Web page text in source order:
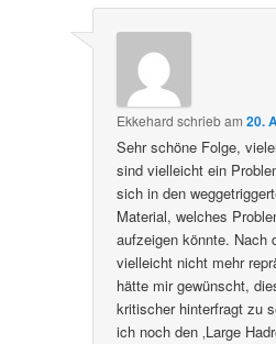
Ekkehard schriebam20.
Sehr schöne Folge,
sind vielleicht ein
sich in den
Material, welches
aufzeigen könnte. Nach
vielleicht nicht mehr
hätte mir gewünscht,
kritischer hinterfragt zu
ich noch den ‚Large